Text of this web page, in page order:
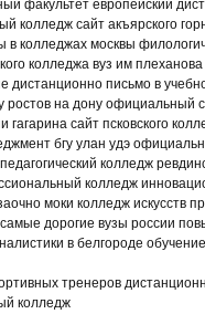
факультет европейский
колледж сайт акъярского
в колледжах москвы
колледжа вуз им
дистанционно письмо в
ростов на дону официальный
сайт псковского
бгу улан удэ
колледж
колледж
моки колледж искусств
дорогие вузы россии
в белгороде
тренеров
колледж